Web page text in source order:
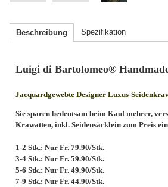
Beschreibung Spezifikation
Luigi di Bartolomeo®
Jacquardgewebte Designer Luxus-
Sie sparen bedeutsam beim Kauf mehrer,
Krawatten, inkl. Seidensäcklein zum Preis
1-2 Stk.: Nur Fr. 79.90/Stk.
3-4 Stk.: Nur Fr. 59.90/Stk.
5-6 Stk.: Nur Fr. 49.90/Stk.
7-9 Stk.: Nur Fr. 44.90/Stk.